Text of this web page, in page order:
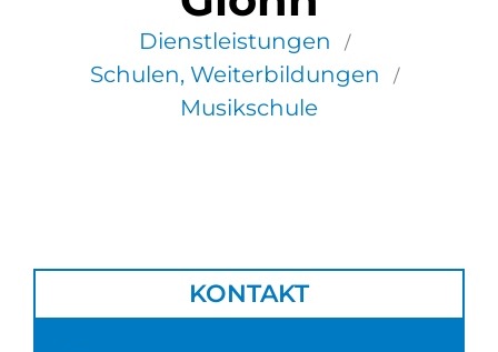
Dienstleistungen /
Schulen, Weiterbildungen /
Musikschule
KONTAKT